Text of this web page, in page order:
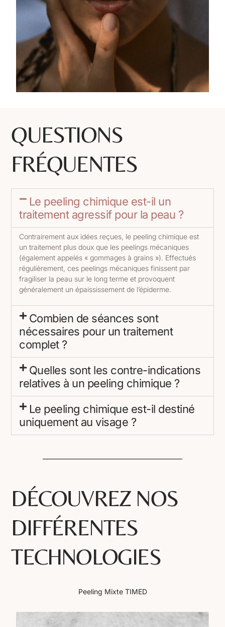
QUESTIONS
FRÉQUENTES
Le peeling chimique est-il un
traitement agressif pour la peau ?
Contrairement aux idées reçues, le peeling chimique est
un traitement plus doux que les peelings mécaniques
(également appelés « gommages à grains »). Effectués
régulièrement, ces peelings mécaniques finissent par
fragiliser la peau sur le long terme et provoquent
généralement un épaississement de l’épiderme.
Combien de séances sont
nécessaires pour un traitement
complet ?
Quelles sont les contre-indications
relatives à un peeling chimique ?
Le peeling chimique est-il destiné
uniquement au visage ?
DÉCOUVREZ NOS
DIFFÉRENTES
TECHNOLOGIES
Peeling Mixte TIMED